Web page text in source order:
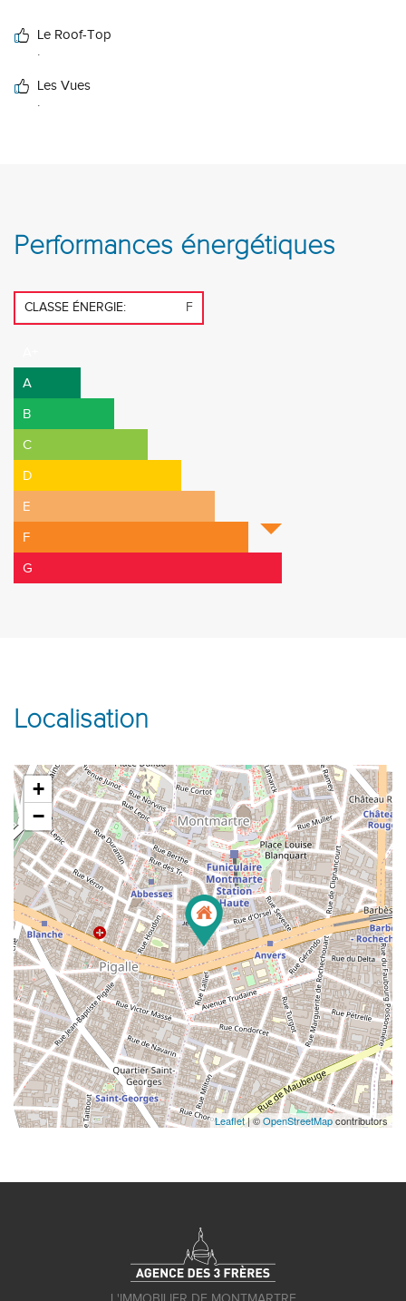
Le Roof-Top
Les Vues
Performances énergétiques
CLASSE ÉNERGIE: F
A
B
C
D
E
F
G
Localisation
+
−
Leaflet| ©OpenStreetMapcontributors